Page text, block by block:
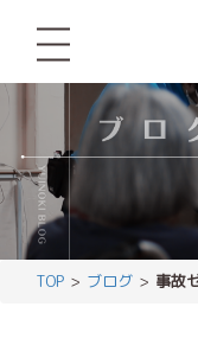
TOP ブログ 事故